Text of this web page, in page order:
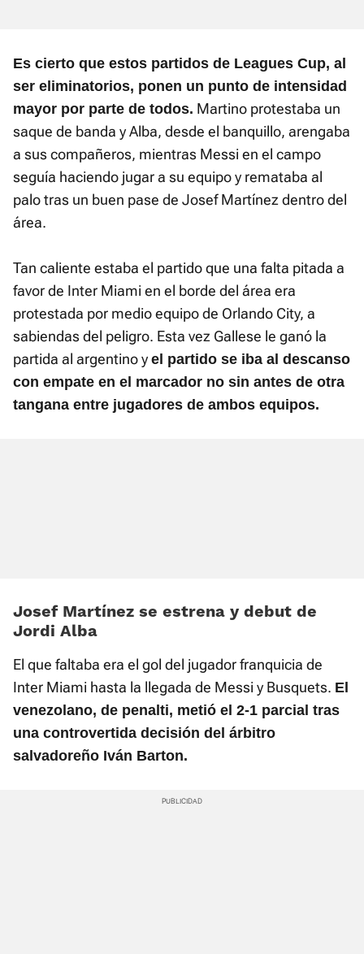
Es cierto que estos partidos de Leagues Cup, al
ser eliminatorios, ponen un punto de intensidad
mayor por parte de todos. Martino protestaba un
saque de banda y Alba, desde el banquillo, arengaba
a sus compañeros, mientras Messi en el campo
seguía haciendo jugar a su equipo y remataba al
palo tras un buen pase de Josef Martínez dentro del
área.
Tan caliente estaba el partido que una falta pitada a
favor de Inter Miami en el borde del área era
protestada por medio equipo de Orlando City, a
sabiendas del peligro. Esta vez Gallese le ganó la
partida al argentino y el partido se iba al descanso
con empate en el marcador no sin antes de otra
tangana entre jugadores de ambos equipos.
Josef Martínez se estrena y debut de
Jordi Alba
El que faltaba era el gol del jugador franquicia de
Inter Miami hasta la llegada de Messi y Busquets. El
venezolano, de penalti, metió el 2-1 parcial tras
una controvertida decisión del árbitro
salvadoreño Iván Barton.